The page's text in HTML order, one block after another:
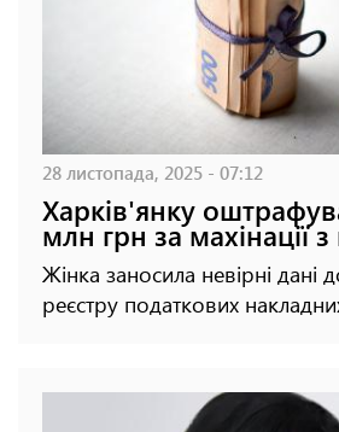
28 листопада, 2025 - 07:12
Харків'янку
млн грн за махінації
Жінка заносила невірні дані
реєстру податкових